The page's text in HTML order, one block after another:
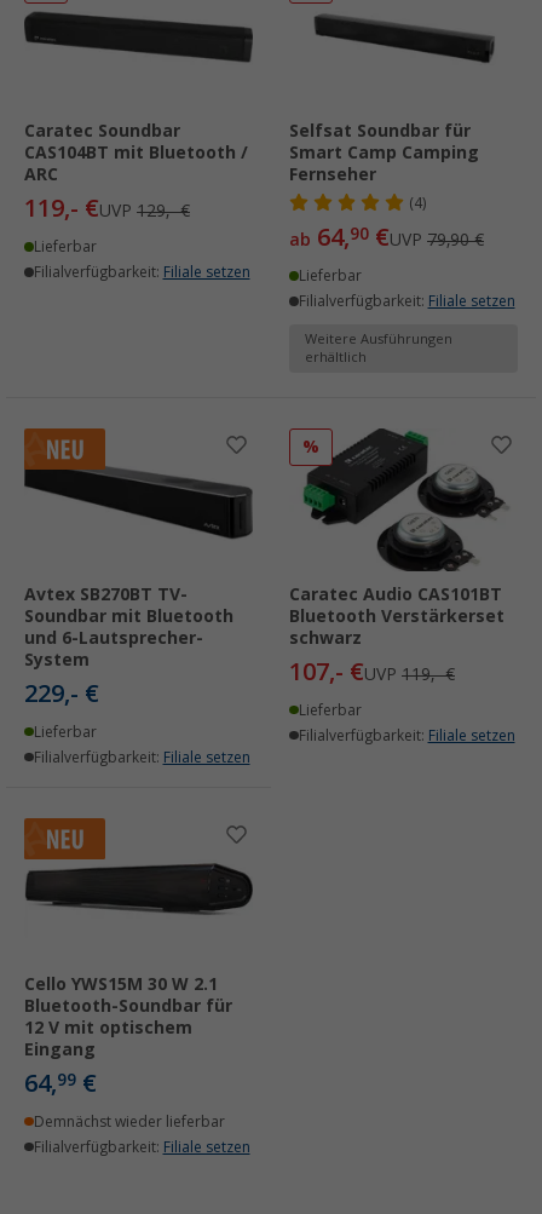
Caratec Soundbar
CAS104BT mit Bluetooth /
ARC
119,- €UVP 129,- €
Lieferbar
Filialverfügbarkeit: Filiale setzen
Selfsat Soundbar für
Smart Camp Camping
Fernseher
(4)
ab 64,90 €UVP 79,90 €
Lieferbar
Filialverfügbarkeit: Filiale setzen
Weitere Ausführungen
erhältlich
Avtex SB270BT TV-
Soundbar mit Bluetooth
und 6-Lautsprecher-
System
229,- €
Lieferbar
Filialverfügbarkeit: Filiale setzen
%
Caratec Audio CAS101BT
Bluetooth Verstärkerset
schwarz
107,- €UVP 119,- €
Lieferbar
Filialverfügbarkeit: Filiale setzen
Cello YWS15M 30 W 2.1
Bluetooth-Soundbar für
12 V mit optischem
Eingang
64,99 €
Demnächst wieder lieferbar
Filialverfügbarkeit: Filiale setzen